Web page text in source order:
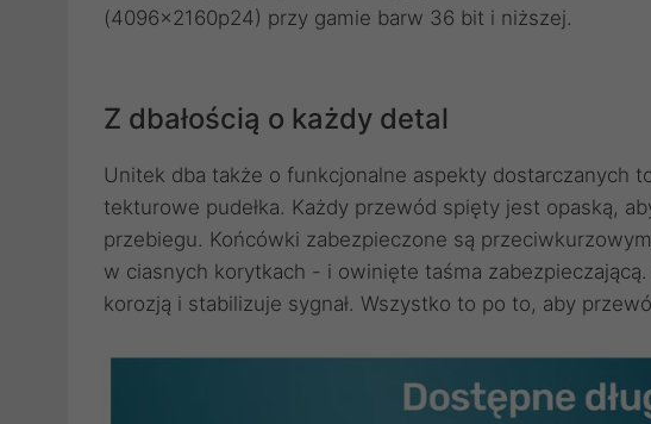
(4096x2160p24) przy gamie barw 36 bit i niższej.
Z dbałością o każdy detal
Unitek dba także o funkcjonalne aspekty dostarczanych
tekturowe pudełka. Każdy przewód spięty jest opaską,
przebiegu. Końcówki zabezpieczone są
w ciasnych korytkach - i owinięte taśma
korozją i stabilizuje sygnał. Wszystko to po to, aby